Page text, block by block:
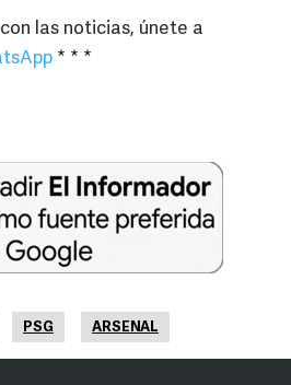
las noticias, únete a
* * *
PSG ARSENAL